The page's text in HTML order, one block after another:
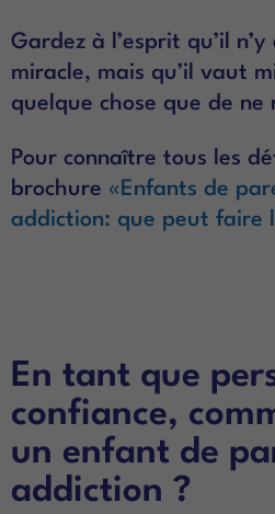
Gardez à l’esprit qu’il
miracle, mais qu’il vaut
quelque chose que de
Pour connaître tous les
brochure «Enfants de
addiction: que peut faire
En tant que
confiance,
un enfant de
addiction ?